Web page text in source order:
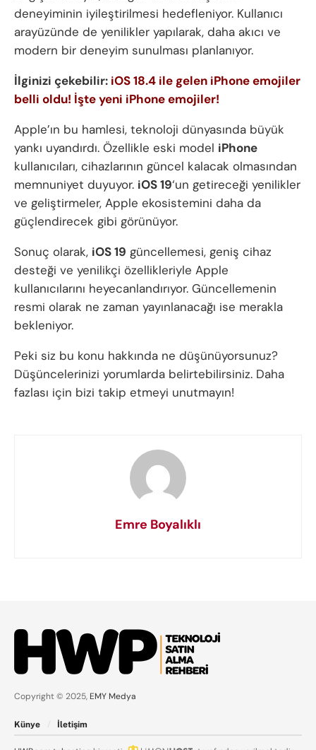
deneyiminin iyileştirilmesi hedefleniyor. Kullanıcı
arayüzünde de yenilikler yapılarak, daha akıcı ve
modern bir deneyim sunulması planlanıyor.
İlginizi çekebilir: iOS 18.4 ile gelen iPhone emojiler
belli oldu! İşte yeni iPhone emojiler!
Apple’ın bu hamlesi, teknoloji dünyasında büyük
yankı uyandırdı. Özellikle eski model iPhone
kullanıcıları, cihazlarının güncel kalacak olmasından
memnuniyet duyuyor. iOS 19‘un getireceği yenilikler
ve geliştirmeler, Apple ekosistemini daha da
güçlendirecek gibi görünüyor.
Sonuç olarak, iOS 19 güncellemesi, geniş cihaz
desteği ve yenilikçi özellikleriyle Apple
kullanıcılarını heyecanlandırıyor. Güncellemenin
resmi olarak ne zaman yayınlanacağı ise merakla
bekleniyor.
Peki siz bu konu hakkında ne düşünüyorsunuz?
Düşüncelerinizi yorumlarda belirtebilirsiniz. Daha
fazlası için bizi takip etmeyi unutmayın!
Emre Boyalıklı
Copyright © 2025, EMY Medya
Künye İletişim